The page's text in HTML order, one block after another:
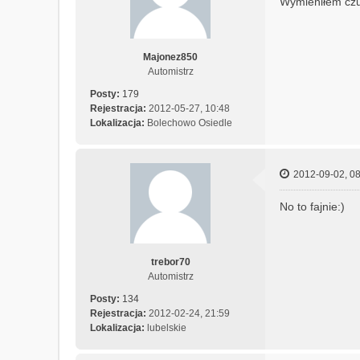
Majonez850
Automistrz
Posty: 179
Rejestracja: 2012-05-27, 10:48
Lokalizacja: Bolechowo Osiedle
trebor70
Automistrz
Posty: 134
Rejestracja: 2012-02-24, 21:59
Lokalizacja: lubelskie
2012-09-02,
No to fajnie:)